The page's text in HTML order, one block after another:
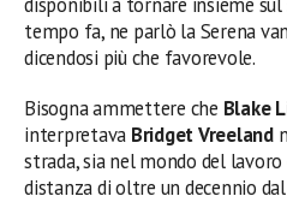
tempo fa, ne parlò la Serena
dicendosi più che favorevole.
Bisogna ammettere che Blake
interpretava Bridget Vreeland
strada, sia nel mondo del
distanza di oltre un decennio